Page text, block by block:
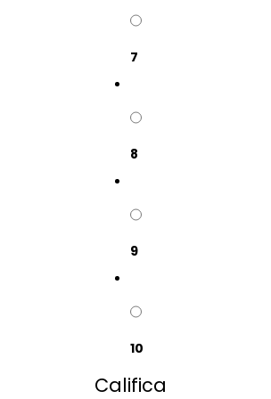
7
8
9
10
Califica